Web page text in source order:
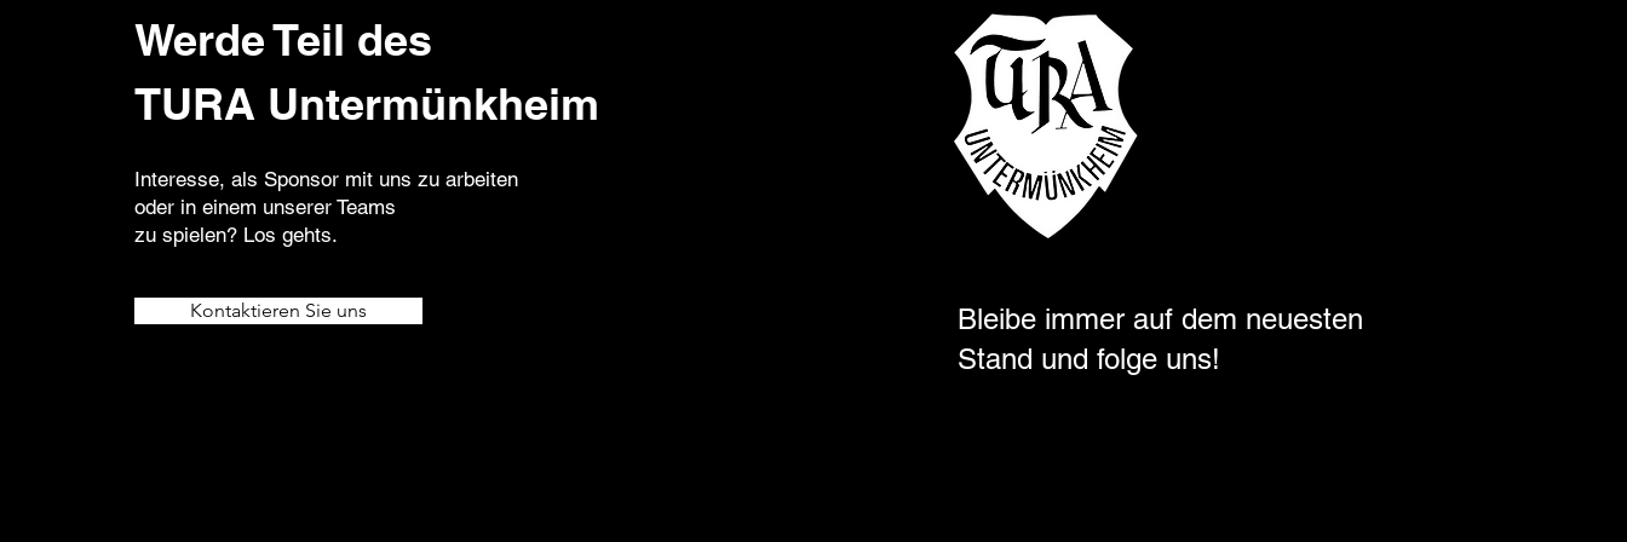
Werde Teil des
TURA Untermünkheim
Interesse, als Sponsor mit uns zu arbeiten
oder in einem unserer Teams
zu spielen? Los gehts.
Kontaktieren Sie uns
Bleibe immer auf dem neuesten
Stand und folge uns!